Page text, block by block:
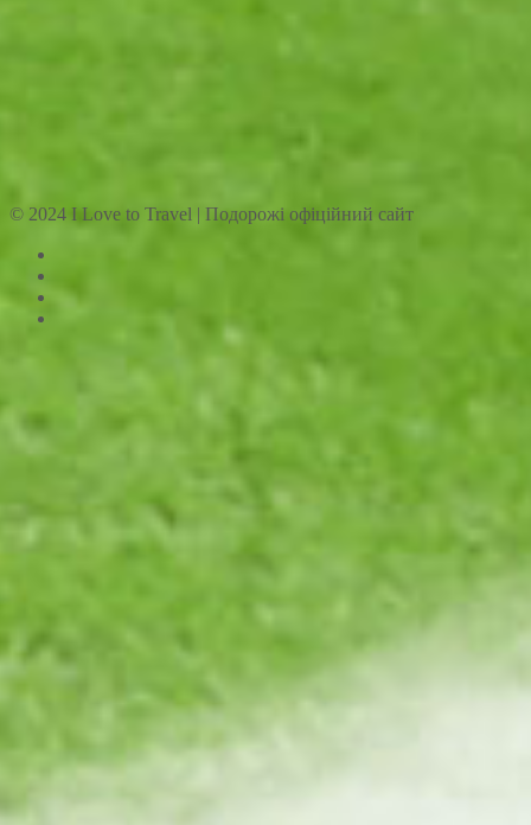
© 2024 I Love to Travel | Подорожі офіційний сайт